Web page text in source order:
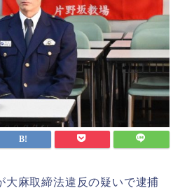
大麻取締法違反の疑いで逮捕